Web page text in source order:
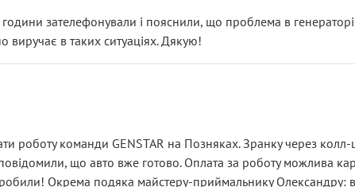
підірвав.
а “аби швидше і дорожче”. Саме це і псує загальне
зателефонували і пояснили, що проблема в
виручає в таких ситуаціях. Дякую!
команди GENSTAR на Позняках. Зранку через колл-
що авто вже готово. Оплата за роботу можлива
Окрема подяка майстеру-приймальнику Олександру: